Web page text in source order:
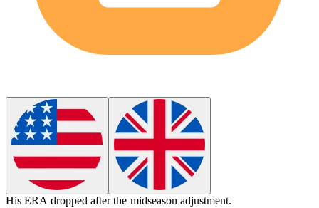
HisERA dropped after the midseason adjustment.